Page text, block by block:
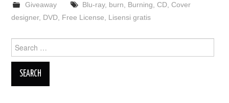
Giveaway Blu-ray, burn Burning CD, Cover
designer, DVD Free License Lisensi gratis
for: